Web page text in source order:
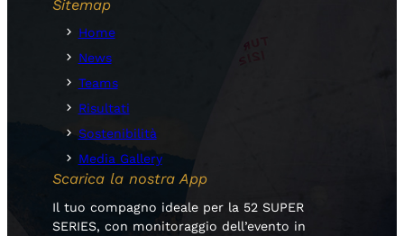
Sitemap
Home
News
Teams
Risultati
Sostenibilità
Media Gallery
Scarica la nostra App
Il tuo compagno ideale per la 52 SUPER
SERIES, con monitoraggio dell’evento in